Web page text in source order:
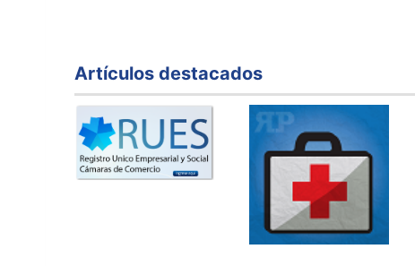
Artículos destacados